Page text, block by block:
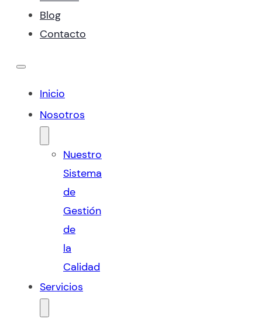
Blog
Contacto
Inicio
Nosotros
Nuestro
Sistema
de
Gestión
de
la
Calidad
Servicios